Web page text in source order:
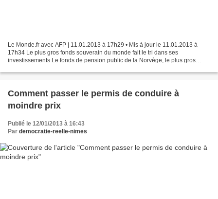
Le Monde.fr avec AFP | 11.01.2013 à 17h29 • Mis à jour le 11.01.2013 à
17h34 Le plus gros fonds souverain du monde fait le tri dans ses
investissements Le fonds de pension public de la Norvège, le plus gros
Comment passer le permis de conduire à
moindre prix
Publié le 12/01/2013 à 16:43
Par democratie-reelle-nimes